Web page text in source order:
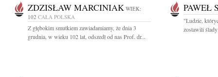
ZDZISŁAW MARCINIAK WIEK:
102 CAŁA POLSKA
Z głębokim smutkiem zawiadamiamy, że dnia 3
grudnia, w wieku 102 lat, odszedł od nas Prof. dr...
PAWEŁ
"Ludzie,
zostawili